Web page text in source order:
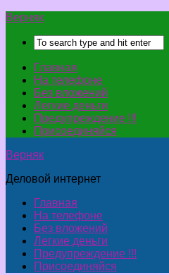
Верняк
Главная
На телефоне
Без вложений
Легкие деньги
Предупреждение !!!
Присоединяйся
Верняк
Деловой интернет
Главная
На телефоне
Без вложений
Легкие деньги
Предупреждение !!!
Присоединяйся